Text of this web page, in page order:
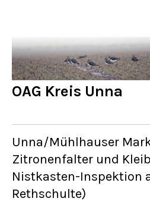
OAG Kreis Unna
Unna/Mühlhauser
Zitronenfalter und
Nistkasten-Inspektion
Rethschulte)